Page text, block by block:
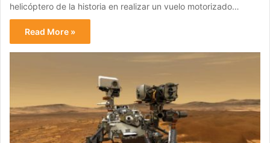
helicóptero de la historia en realizar un vuelo motorizado…
Read More »